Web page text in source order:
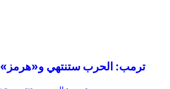
ترمب: الحرب ستنتهي و«هرمز»